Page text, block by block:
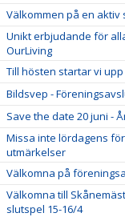
Välkommen på en aktiv
Unikt erbjudande för
OurLiving
Till hösten startar vi
Bildsvep -
Save the date 20 juni -
Missa inte lördagens
utmärkelser
Välkomna på
Välkomna till
slutspel 15-16/4